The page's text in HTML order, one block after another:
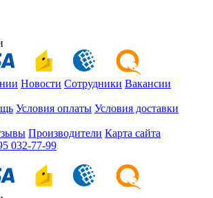
Новости Сотрудники Вакансии
Условия оплаты Условия доставки
Производители Карта сайта
032-77-99